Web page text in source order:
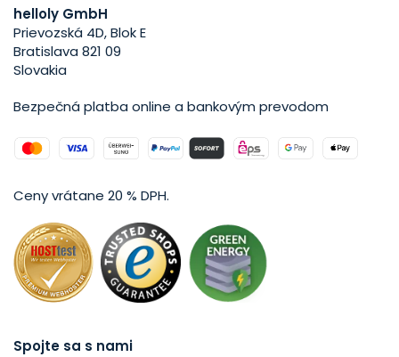
helloly GmbH
Prievozská 4D, Blok E
Bratislava 821 09
Slovakia
Bezpečná platba online a bankovým prevodom
Ceny vrátane 20 % DPH.
Spojte sa s nami